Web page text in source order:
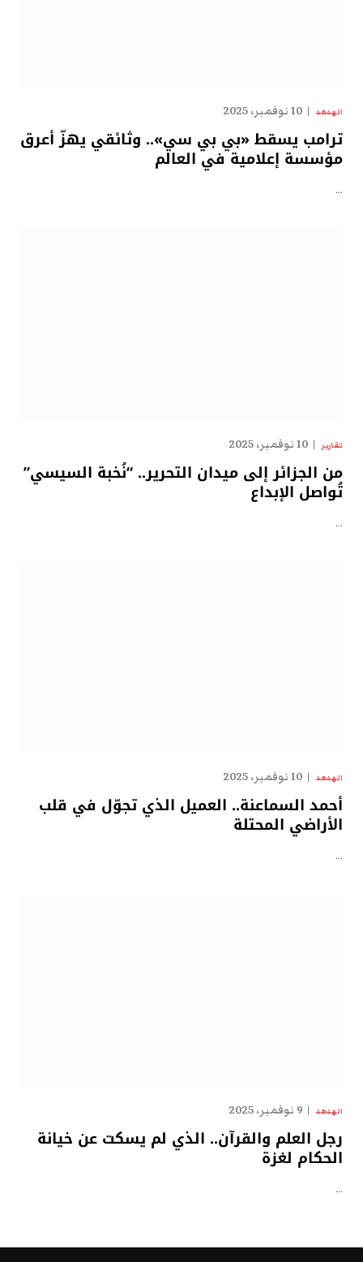
الهدهد 10 نوفمبر، 2025
ترامب يسقط «بي بي سي».. وثائقي يهزّ أعرق
مؤسسة إعلامية في العالم
…
تقارير 10 نوفمبر، 2025
من الجزائر إلى ميدان التحرير.. “نُخبة السيسي”
تُواصل الإبداع
…
الهدهد 10 نوفمبر، 2025
أحمد السماعنة.. العميل الذي تجوّل في قلب
الأراضي المحتلة
…
الهدهد 9 نوفمبر، 2025
رجل العلم والقرآن.. الذي لم يسكت عن خيانة
الحكام لغزة
…